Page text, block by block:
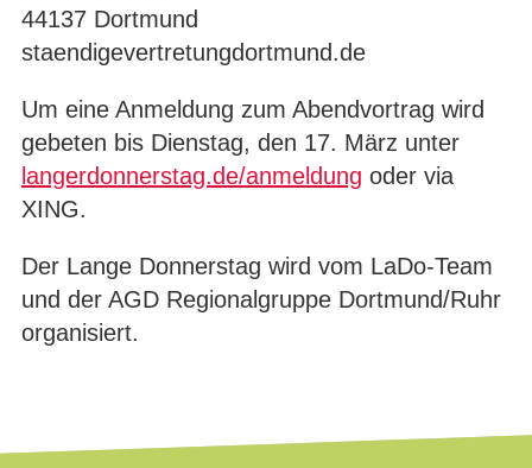
44137 Dortmund
staendigevertretungdortmund.de
Um eine Anmeldung zum Abendvortrag wird
gebeten bis Dienstag, den 17. März unter
langerdonnerstag.de/anmeldung oder via
XING.
Der Lange Donnerstag wird vom LaDo-Team
und der AGD Regionalgruppe Dortmund/Ruhr
organisiert.